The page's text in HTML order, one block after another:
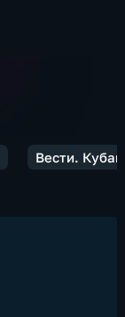
Вести.